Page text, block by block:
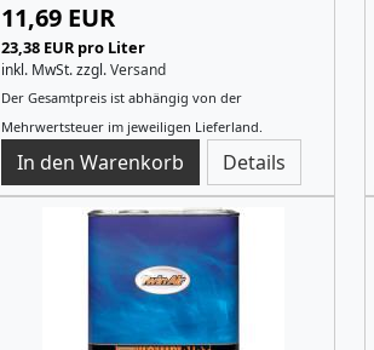
11,69 EUR
23,38 EUR pro Liter
inkl. MwSt.zzgl.Versand
Der Gesamtpreis ist abhängig von der
Mehrwertsteuer im jeweiligen Lieferland.
Details